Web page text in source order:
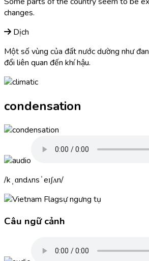
changes.
Dịch
Một số vùng của đất nước dường như
đổi liên quan đến khí hậu.
condensation
kˌɑndʌnsˈeɪʃʌn
sự ngưng tụ
Câu ngữ cảnh